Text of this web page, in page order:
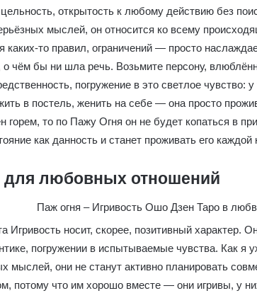
открытость к любому действию без
мыслей, он относится ко всему
каких-то правил, ограничений — просто
о чём бы ни шла речь. Возьмите персону,
погружение в это светлое чувство:
в постель, женить на себе — она просто
горем, то по Пажу Огня он не будет копаться в
как данность и станет проживать его
для любовных отношений
Игривость носит, скорее, позитивный характер.
погружении в испытываемые чувства. Как я
мыслей, они не станут активно планировать
потому что им хорошо вместе — они игривы, у
л
е
р
е
к
о
о
ы
е
р
е
р
Галерея колоды Серебряное